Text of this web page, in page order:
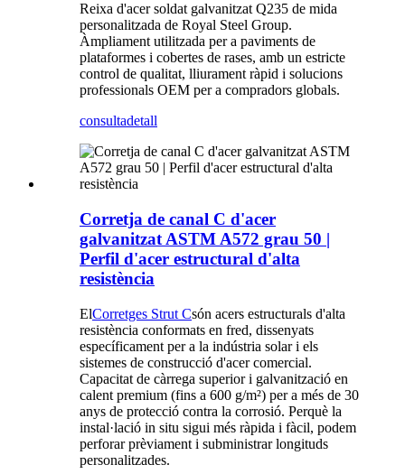
Reixa d'acer soldat galvanitzat Q235 de mida
personalitzada de Royal Steel Group.
Àmpliament utilitzada per a paviments de
plataformes i cobertes de rases, amb un estricte
control de qualitat, lliurament ràpid i solucions
professionals OEM per a compradors globals.
consultadetall
Corretja de canal C d'acer
galvanitzat ASTM A572 grau 50 |
Perfil d'acer estructural d'alta
resistència
ElCorretges Strut Csón acers estructurals d'alta
resistència conformats en fred, dissenyats
específicament per a la indústria solar i els
sistemes de construcció d'acer comercial.
Capacitat de càrrega superior i galvanització en
calent premium (fins a 600 g/m²) per a més de 30
anys de protecció contra la corrosió. Perquè la
instal·lació in situ sigui més ràpida i fàcil, podem
perforar prèviament i subministrar longituds
personalitzades.